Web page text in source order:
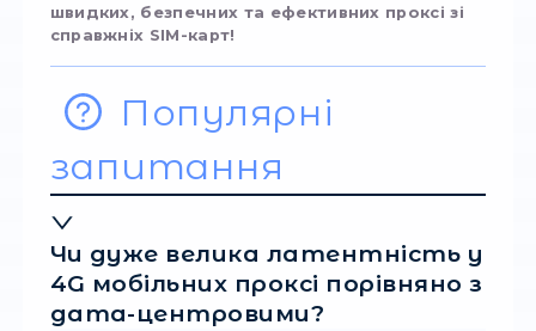
усе, що потрібно для ефективної роботи з
великими обсягами даних.
проксі можна як на годину, так і на місяць.
Доступні індивідуальні тарифи, API-
label-рішення, sticky-сесії, можливість
геолокації.
питань команда StableProxy швидко
ситуацію, щоб ви не втрачали ні хвилини
продуктивної роботи.